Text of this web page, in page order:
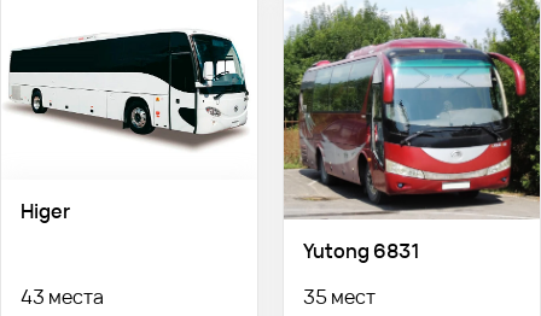
Higer
43 места
Yutong 6831
35 мест